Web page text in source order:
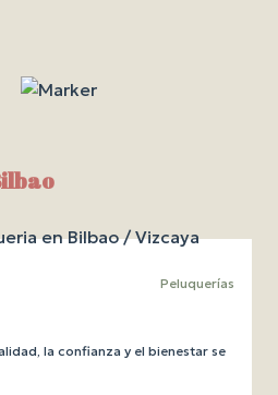
Peluquerías
la confianza y el bienestar se